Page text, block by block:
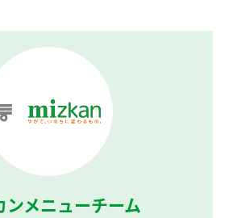
ンメニューチーム